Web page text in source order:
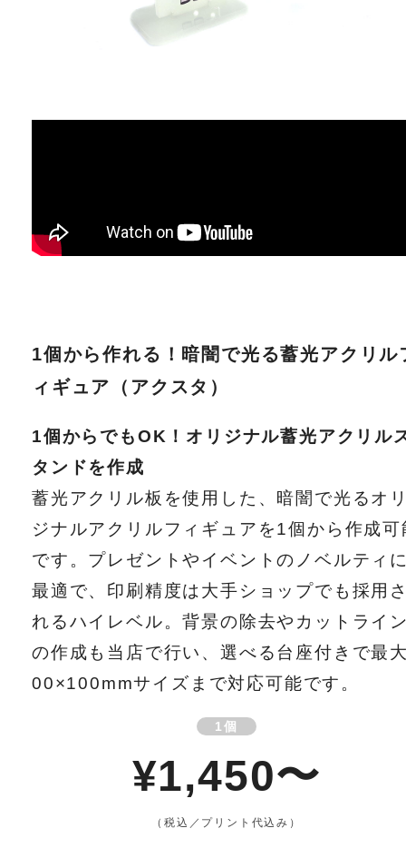
1個から作れる！暗闇で光る蓄光アクリル
ィギュア（アクスタ）
1個からでもOK！オリジナル蓄光アクリル
タンドを作成
蓄光アクリル板を使用した、暗闇で光るオ
ジナルアクリルフィギュアを1個から作成可
です。プレゼントやイベントのノベルティ
最適で、印刷精度は大手ショップでも採用
れるハイレベル。背景の除去やカットライ
の作成も当店で行い、選べる台座付きで最
00×100mmサイズまで対応可能です。
1個
¥1,450〜
（税込／プリント代込み）